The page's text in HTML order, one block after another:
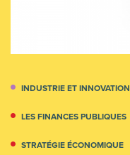
INDUSTRIE ET INNOVATION
LES FINANCES PUBLIQUES
STRATÉGIE ÉCONOMIQUE